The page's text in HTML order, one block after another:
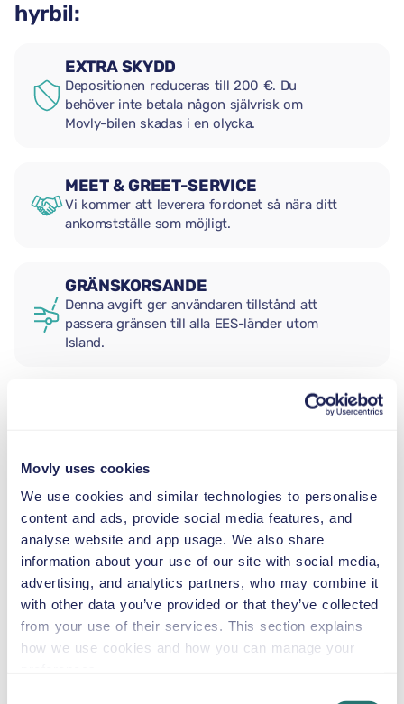
Movly uses cookies
We use cookies and similar technologies to personalise
content and ads, provide social media features, and
analyse website and app usage. We also share
information about your use of our site with social media,
advertising, and analytics partners, who may combine it
with other data you’ve provided or that they’ve collected
from your use of their services. This section explains
how we use cookies and how you can manage your
hyrbil:
EXTRA SKYDD
Depositionen reduceras till 200 €. Du
behöver inte betala någon självrisk om
Movly-bilen skadas i en olycka.
MEET & GREET-SERVICE
Vi kommer att leverera fordonet så nära ditt
ankomstställe som möjligt.
GRÄNSKORSANDE
Denna avgift ger användaren tillstånd att
passera gränsen till alla EES-länder utom
Island.
2,5–13 kg
SMÅBARNSTOL
9–18 kg
BÄLTESSTOL